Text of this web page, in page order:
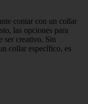
contar con un collar
las opciones para
ser creativo. Sin
collar específico, es